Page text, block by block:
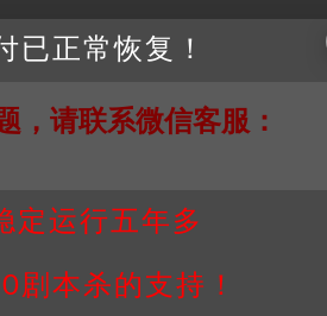
限速下载神器→点此下载←
，请勿用于商业用途!任何人访问、浏
适用的法律法规。
，请发邮件通知并提供相关证实资料
用于本站整理资料的时间成本及网站
已正常恢复！
，请联系微信客服：
定运行五年多
剧本杀的支持！